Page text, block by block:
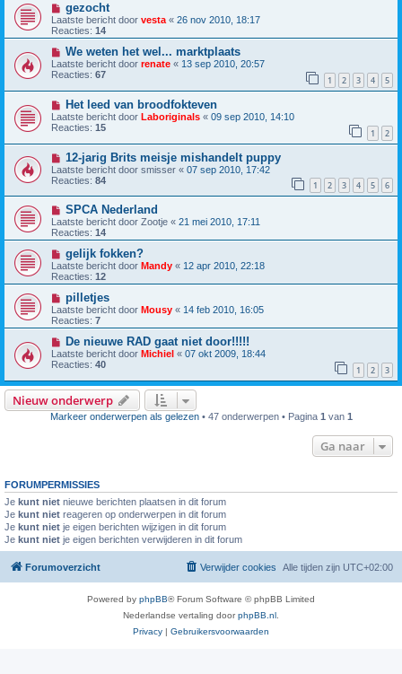
gezocht
Laatste bericht door vesta« 26 nov 2010, 18:17
Reacties: 14
We weten het wel... marktplaats
Laatste bericht door renate « 13 sep 2010, 20:57
Reacties: 67 1 2 3 4 5
Het leed van broodfokteven
Laatste bericht door Laboriginals « 09 sep 2010, 14:10
Reacties: 15 1 2
12-jarig Brits meisje mishandelt puppy
Laatste bericht door smisser « 07 sep 2010, 17:42
Reacties: 84 1 2 3 4 5 6
SPCA Nederland
Laatste bericht door Zootje « 21 mei 2010, 17:11
Reacties: 14
gelijk fokken?
Laatste bericht door Mandy « 12 apr 2010, 22:18
Reacties: 12
pilletjes
Laatste bericht door Mousy « 14 feb 2010, 16:05
Reacties: 7
De nieuwe RAD gaat niet door!!!!!
Laatste bericht door Michiel « 07 okt 2009, 18:44
Reacties: 40 1 2 3
Nieuw onderwerp
Markeer onderwerpen als gelezen• 47 onderwerpen • Pagina 1 van 1
Ga naar
FORUMPERMISSIES
Je kunt niet nieuwe berichten plaatsen in dit forum
Je kunt niet reageren op onderwerpen in dit forum
Je kunt niet je eigen berichten wijzigen in dit forum
Je kunt niet je eigen berichten verwijderen in dit forum
Forumoverzicht Alle tijden zijn UTC+02:00
Verwijder cookies
Powered by phpBB® Forum Software © phpBB Limited
Nederlandse vertaling doorphpBB.nl
Privacy | Gebruikersvoorwaarden